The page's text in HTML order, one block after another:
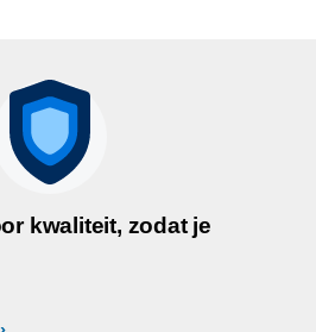
kwaliteit, zodat je